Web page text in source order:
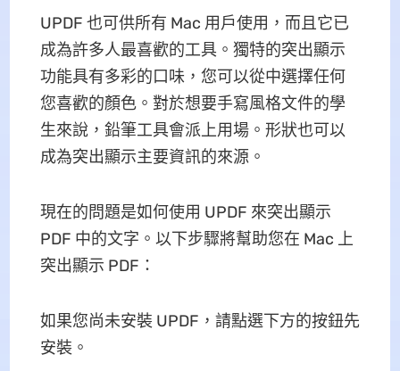
UPDF 也可供所有 Mac 用戶使用，而且它已
成為許多人最喜歡的工具。獨特的突出顯示
功能具有多彩的口味，您可以從中選擇任何
您喜歡的顏色。對於想要手寫風格文件的學
生來說，鉛筆工具會派上用場。形狀也可以
成為突出顯示主要資訊的來源。
現在的問題是如何使用 UPDF 來突出顯示
PDF 中的文字。以下步驟將幫助您在 Mac 上
突出顯示 PDF：
如果您尚未安裝 UPDF，請點選下方的按鈕先
安裝。